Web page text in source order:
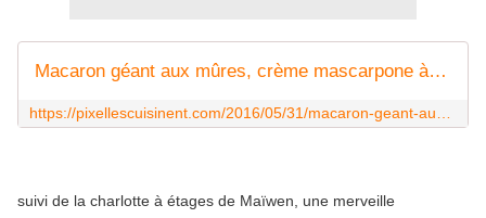
Macaron géant aux mûres, crème mascarpone à la vanille - Pour le concours de Sotis
suivi de la charlotte à étages de Maïwen, une merveille